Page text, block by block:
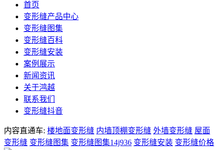
首页
变形缝产品中心
变形缝图集
变形缝百科
变形缝安装
案例展示
新闻资讯
关于鸿越
联系我们
变形缝抖音
内容直通车: 楼地面变形缝 内墙顶棚变形缝 外墙变形缝 屋面
变形缝 变形缝图集 变形缝图集14j936 变形缝安装 变形缝价格